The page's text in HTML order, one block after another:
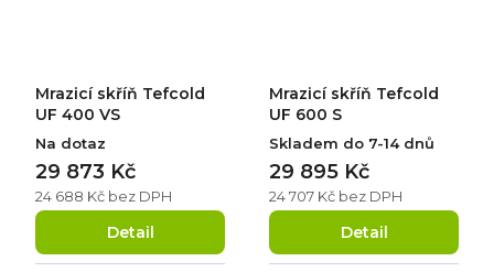
Mrazicí skříň Tefcold
UF 400 VS
Na dotaz
24 688 Kč bez DPH
29 873 Kč
Detail
Mrazicí skříň Tefcold
UF 600 S
Skladem do 7-14 dnů
24 707 Kč bez DPH
29 895 Kč
Detail